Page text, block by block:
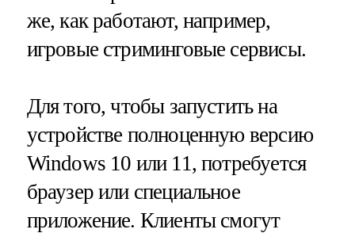
же, как работают, например,
игровые стриминговые сервисы.
Для того, чтобы запустить на
устройстве полноценную версию
Windows 10 или 11, потребуется
браузер или специальное
приложение. Клиенты смогут